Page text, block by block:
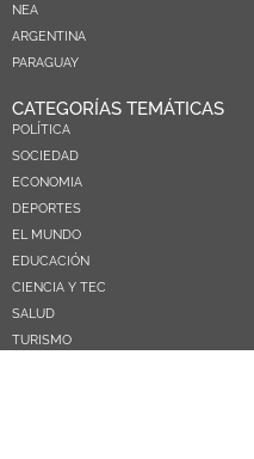
NEA
ARGENTINA
PARAGUAY
CATEGORÍAS TEMÁTICAS
POLÍTICA
SOCIEDAD
ECONOMIA
DEPORTES
EL MUNDO
EDUCACIÓN
CIENCIA Y TEC
SALUD
TURISMO